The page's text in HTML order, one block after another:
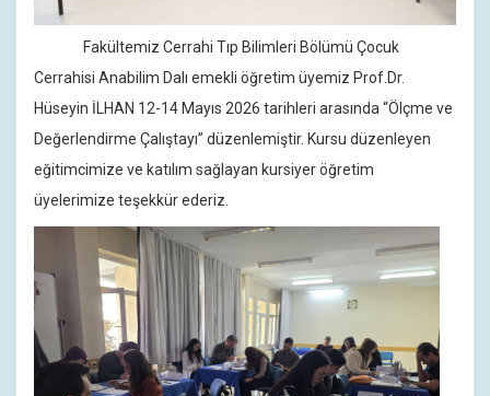
Fakültemiz Cerrahi Tıp Bilimleri Bölümü Çocuk
Cerrahisi Anabilim Dalı emekli öğretim üyemiz Prof.Dr.
Hüseyin İLHAN 12-14 Mayıs 2026 tarihleri arasında “Ölçme ve
Değerlendirme Çalıştayı” düzenlemiştir. Kursu düzenleyen
eğitimcimize ve katılım sağlayan kursiyer öğretim
üyelerimize teşekkür ederiz.